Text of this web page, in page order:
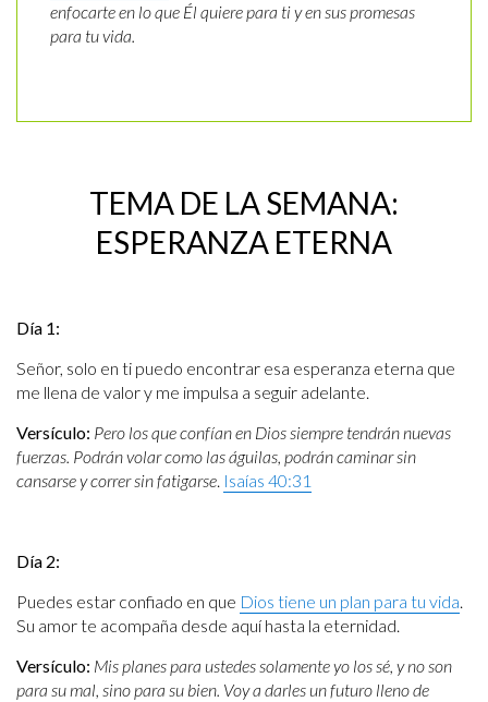
enfocarte en lo que Él quiere para ti y en sus promesas
para tu vida.
TEMA DE LA SEMANA:
ESPERANZA ETERNA
Día 1:
Señor, solo en ti puedo encontrar esa esperanza eterna que
me llena de valor y me impulsa a seguir adelante.
Versículo: Pero los que confían en Dios siempre tendrán nuevas
fuerzas. Podrán volar como las águilas, podrán caminar sin
cansarse y correr sin fatigarse. Isaías 40:31
Día 2:
Puedes estar confiado en que Dios tiene un plan para tu vida.
Su amor te acompaña desde aquí hasta la eternidad.
Versículo: Mis planes para ustedes solamente yo los sé, y no son
para su mal, sino para su bien. Voy a darles un futuro lleno de